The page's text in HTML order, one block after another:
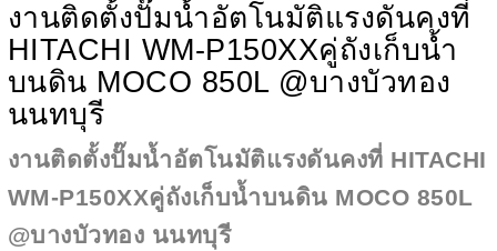
งานติดตั้งปั๊มน้ำอัตโนมัติแรงดันคงที่
HITACHI WM-P150XXคู่ถังเก็บน้ำ
บนดิน MOCO 850L @บางบัวทอง
นนทบุรี
งานติดตั้งปั๊มน้ำอัตโนมัติแรงดันคงที่ HITACHI
WM-P150XXคู่ถังเก็บน้ำบนดิน MOCO 850L
@บางบัวทอง นนทบุรี